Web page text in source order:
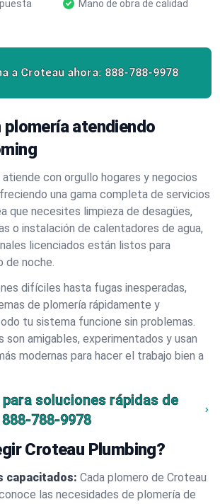
Mano de obra de calidad
a Croteau ahora: 888-788-9978
atendiendo
con orgullo hogares y negocios
una gama completa de servicios
que necesites limpieza de desagües,
o instalación de calentadores de agua,
licenciados están listos para
de noche.
difíciles hasta fugas inesperadas,
de plomería rápidamente y
tu sistema funcione sin problemas.
amigables, experimentados y usan
modernas para hacer el trabajo bien a
para soluciones rápidas de
888-788-9978
Croteau Plumbing?
capacitados: Cada plomero de Croteau
las necesidades de plomería de